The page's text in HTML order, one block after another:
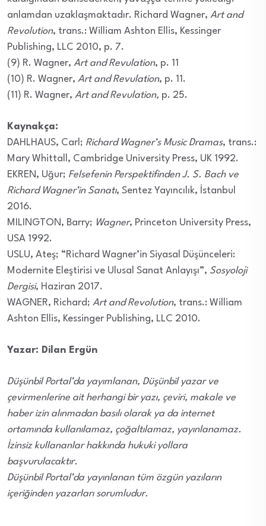
anlamdan uzaklaşmaktadır. Richard Wagner, Art and
Revolution, trans.: William Ashton Ellis, Kessinger
Publishing, LLC 2010, p. 7.
(9) R. Wagner, Art and Revulation, p. 11
(10) R. Wagner, Art and Revulation, p. 11.
(11) R. Wagner, Art and Revulation, p. 25.
Kaynakça:
DAHLHAUS, Carl; Richard Wagner’s Music Dramas, trans.:
Mary Whittall, Cambridge University Press, UK 1992.
EKREN, Uğur; Felsefenin Perspektifinden J. S. Bach ve
Richard Wagner’in Sanatı, Sentez Yayıncılık, İstanbul
2016.
MILINGTON, Barry; Wagner, Princeton University Press,
USA 1992.
USLU, Ateş; “Richard Wagner’in Siyasal Düşünceleri:
Modernite Eleştirisi ve Ulusal Sanat Anlayışı”, Sosyoloji
Dergisi, Haziran 2017.
WAGNER, Richard; Art and Revolution, trans.: William
Ashton Ellis, Kessinger Publishing, LLC 2010.
Yazar: Dilan Ergün
Düşünbil Portal’da yayımlanan, Düşünbil yazar ve
çevirmenlerine ait herhangi bir yazı, çeviri, makale ve
haber izin alınmadan basılı olarak ya da internet
ortamında kullanılamaz, çoğaltılamaz, yayınlanamaz.
İzinsiz kullananlar hakkında hukuki yollara
başvurulacaktır.
Düşünbil Portal’da yayınlanan tüm özgün yazıların
içeriğinden yazarları sorumludur.